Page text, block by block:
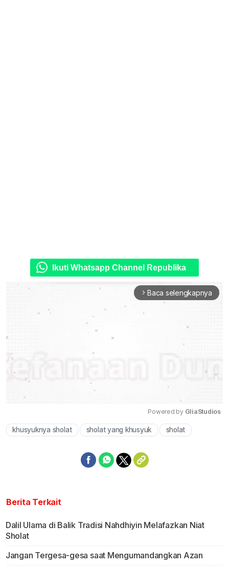
Ikuti Whatsapp Channel Republika
arrow_forward_ios Baca selengkapnya
Mute
Powered by GliaStudios
khusyuknya sholat sholat yang khusyuk sholat
Berita Terkait
Dalil Ulama di Balik Tradisi Nahdhiyin Melafazkan Niat
Sholat
Jangan Tergesa-gesa saat Mengumandangkan Azan